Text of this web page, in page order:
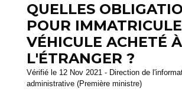
QUELLES
POUR
VÉHICULE ACHETÉ À
L'ÉTRANGER ?
Vérifié le 12 Nov 2021 - Direction de
administrative (Première ministre)